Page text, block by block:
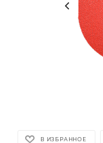
В ИЗБРАННОЕ